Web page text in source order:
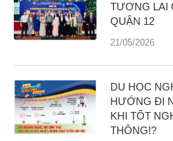
TƯƠNG LAI
QUẬN 12
21/05/2026
DU HỌC
HƯỚNG ĐI
KHI TỐT
THÔNG!?